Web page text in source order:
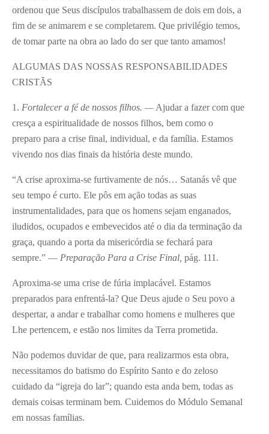
ordenou que Seus discípulos trabalhassem de dois em dois, a
fim de se animarem e se completarem. Que privilégio temos,
de tomar parte na obra ao lado do ser que tanto amamos!
ALGUMAS DAS NOSSAS RESPONSABILIDADES
CRISTÃS
1. Fortalecer a fé de nossos filhos. — Ajudar a fazer com que
cresça a espiritualidade de nossos filhos, bem como o
preparo para a crise final, individual, e da família. Estamos
vivendo nos dias finais da história deste mundo.
“A crise aproxima-se furtivamente de nós… Satanás vê que
seu tempo é curto. Ele pôs em ação todas as suas
instrumentalidades, para que os homens sejam enganados,
iludidos, ocupados e embevecidos até o dia da terminação da
graça, quando a porta da misericórdia se fechará para
sempre.” — Preparação Para a Crise Final, pág. 111.
Aproxima-se uma crise de fúria implacável. Estamos
preparados para enfrentá-la? Que Deus ajude o Seu povo a
despertar, a andar e trabalhar como homens e mulheres que
Lhe pertencem, e estão nos limites da Terra prometida.
Não podemos duvidar de que, para realizarmos esta obra,
necessitamos do batismo do Espírito Santo e do zeloso
cuidado da “igreja do lar”; quando esta anda bem, todas as
demais coisas terminam bem. Cuidemos do Módulo Semanal
em nossas famílias.